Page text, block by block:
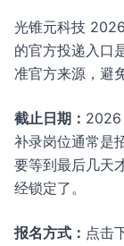
光锥元科技
的官方投递入口
准官方来源，避
截止日期： 2026
补录岗位通常是
要等到最后几天
经锁定了。
报名方式： 点击